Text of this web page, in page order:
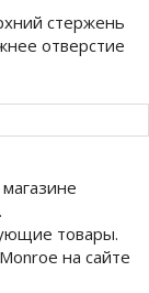
стержень
отверстие
товары.
на сайте